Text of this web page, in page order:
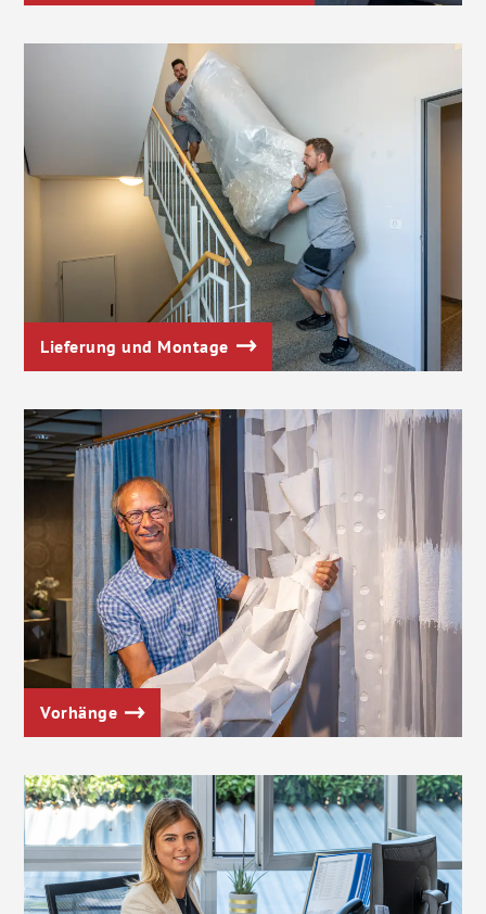
Lieferung und Montage
Vorhänge